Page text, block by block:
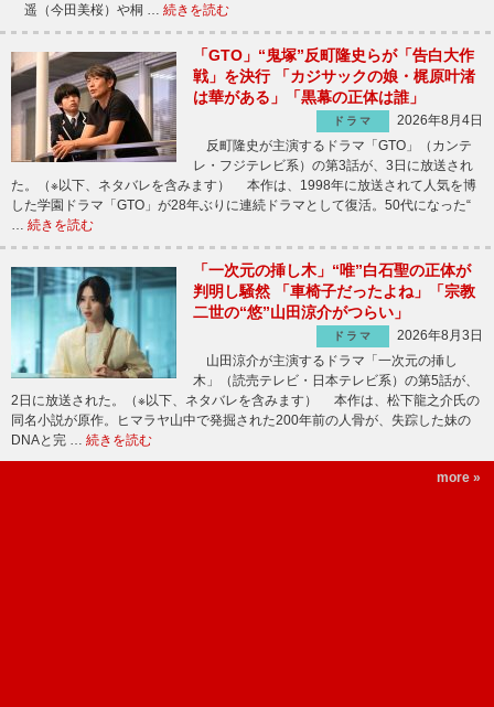
遥（今田美桜）や桐 … 続きを読む
「GTO」“鬼塚”反町隆史らが「告白大作
戦」を決行 「カジサックの娘・梶原叶渚
は華がある」「黒幕の正体は誰」
ドラマ
2026年8月4日
反町隆史が主演するドラマ「GTO」（カンテ
レ・フジテレビ系）の第3話が、3日に放送され
た。（※以下、ネタバレを含みます） 本作は、1998年に放送されて人気を博
した学園ドラマ「GTO」が28年ぶりに連続ドラマとして復活。50代になった“
続きを読む
「一次元の挿し木」“唯”白石聖の正体が
判明し騒然 「車椅子だったよね」「宗教
二世の“悠”山田涼介がつらい」
ドラマ
2026年8月3日
山田涼介が主演するドラマ「一次元の挿し
木」（読売テレビ・日本テレビ系）の第5話が、
2日に放送された。（※以下、ネタバレを含みます） 本作は、松下龍之介氏の
同名小説が原作。ヒマラヤ山中で発掘された200年前の人骨が、失踪した妹の
DNAと完 … 続きを読む
more »